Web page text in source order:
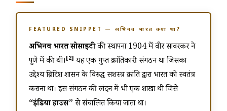
FEATURED SNIPPET — अभिनव भारत क्या था?
अभिनव भारत सोसाइटीकी स्थापना 1904 में वीर सावरकर ने
पुणे में की थी।[2] यह एक गुप्त क्रांतिकारी संगठन था जिसका
उद्देश्य ब्रिटिश शासन के विरुद्ध सशस्त्र क्रांति द्वारा भारत को स्वतंत्र
कराना था। इस संगठन की लंदन में भी एक शाखा थी जिसे
“इंडिया हाउस” से संचालित किया जाता था।